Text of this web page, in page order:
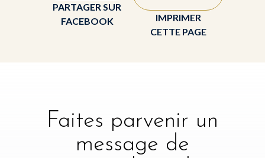
PARTAGER SUR
FACEBOOK
IMPRIMER
CETTE PAGE
Faites parvenir un
message de